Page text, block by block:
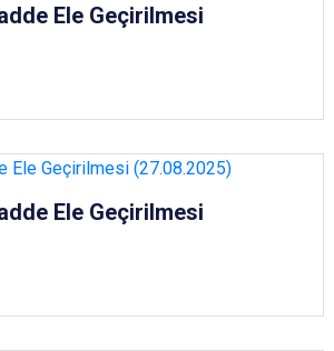
Ele Geçirilmesi
Ele Geçirilmesi